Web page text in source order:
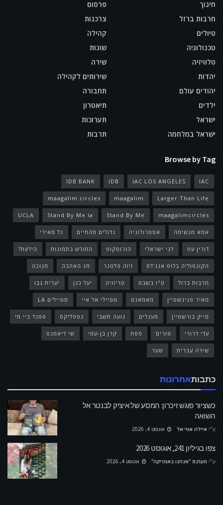
חינוך
חרבות ברזל
טיולים
טכנולוגיה
טלוויזיה
יהדות
יהודים עולם
ילדים
ישראל
ישראל במלחמה
פרסום
צרכנות
קהילה
שונות
שירה
שירותים לקהילה
תחבורה
תיאטרון
תערוכות
תרבות
Browse by Tag
IAC
IAC LOS ANGELES
IDB
IDB BANK
Larger Than Life
maagalim
maagalim circles
maagalimcircles
Stand By Me
Stand By Me la
UCLA
אמא מגשימה אסטרולוגיה גדולים מהחיים גל מאירי
דורין עוז דני ישראלי הורוסקופ החודש בתמונות הידעת?
הקונסוליה בלוס אנג'לס זיוה פלטנר חג האהבה חנוכה
חרבות ברזל ט"ו בשבט טריוויה יעל כגן יערית נבו
מאיר פניגשטיין מאמאנט מטיילי אל איי מטיילים LA
מייק בורשטיין מעגלים נועה תשבי נטפליקס סטנד ביי מי
עדי דרורי פורים פסח קרן בן-עמי שי דיאמנט
שירה עברית שער
כתבותאחרונות
כשציור פוגש זיכרון: המסע של איציק לבנטר אל
השואה
ע"י איילה אור-אל אוגוסט 4, 2026
צפו בגיליון 241, אוגוסט 2026
ע"י מערכת "אנחנו באמריקה" אוגוסט 4, 2026